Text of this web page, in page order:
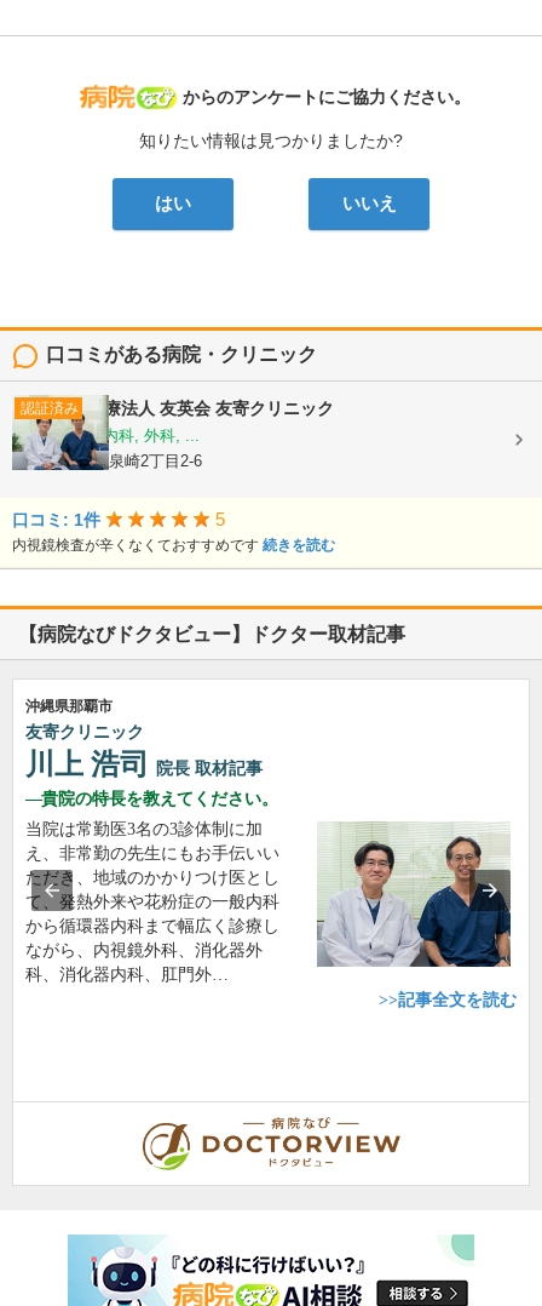
病院なび
からのアンケートにご協力ください。
知りたい情報は見つかりましたか?
はい いいえ
口コミがある病院・クリニック
認証済み 医療法人 友英会 友寄クリニック
内科, 消化器内科, 外科, ...
沖縄県那覇市泉崎2丁目2-6
口コミ: 1件 5
内視鏡検査が辛くなくておすすめです 続きを読む
【病院なびドクタビュー】ドクター取材記事
沖縄県那覇市
友寄クリニック
川上 浩司 院長 取材記事
貴院の特長を教えてください。
当院は常勤医3名の3診体制に加
え、非常勤の先生にもお手伝いい
ただき、地域のかかりつけ医とし
て、発熱外来や花粉症の一般内科
から循環器内科まで幅広く診療し
ながら、内視鏡外科、消化器外
科、消化器内科、肛門外…
>>記事全文を読む